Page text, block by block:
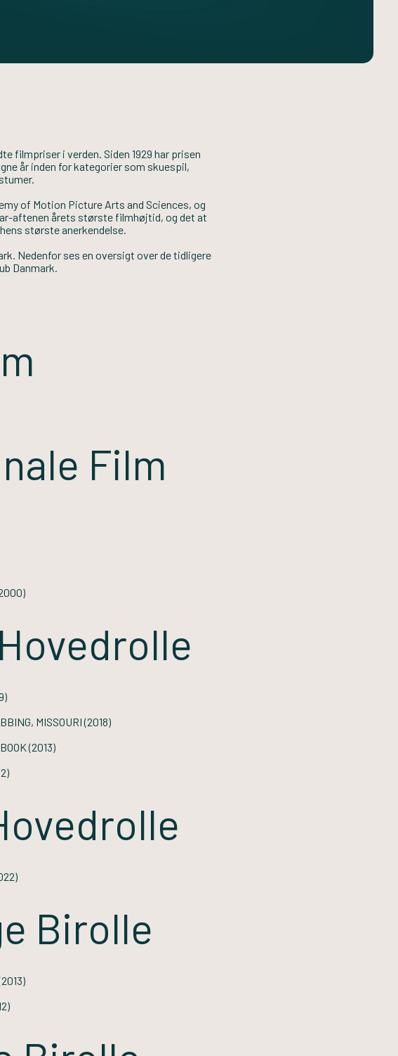
filmpriser i verden. Siden 1929 har prisen
år inden for kategorier som skuespil,
of Motion Picture Arts and Sciences, og
aftenen årets største filmhøjtid, og det at
største anerkendelse.
Nedenfor ses en oversigt over de tidligere
Danmark.
Film
MISSOURI(2018)
(2013)
Birolle